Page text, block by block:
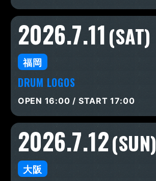
2026.7.11(SAT)
福岡
DRUM LOGOS
OPEN 16:00 / START 17:00
2026.7.12(SUN)
大阪